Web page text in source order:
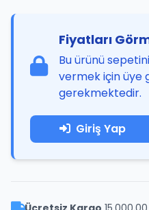
Fiyatları
Bu ürünü
vermek için üye
gerekmektedir.
Giriş Yap